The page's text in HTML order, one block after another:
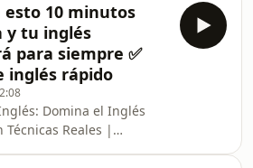
La revolución para
ha comenzado, y este
podcast de clases de
experiencia diseñada
tu mente en un
inglés natural,
episodio acelera tu
pensar en inglés
esto 10 minutos
y tu inglés
para siempre ✅
inglés rápido
Domina el Inglés
Técnicas Reales |